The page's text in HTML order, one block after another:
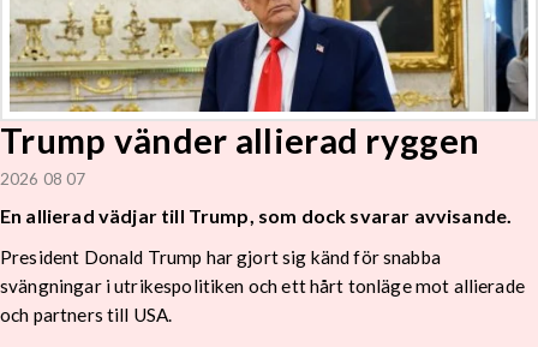
Trump vänder allierad ryggen
2026 08 07
En allierad vädjar till Trump, som dock svarar avvisande.
President Donald Trump har gjort sig känd för snabba
svängningar i utrikespolitiken och ett hårt tonläge mot allierade
och partners till USA.